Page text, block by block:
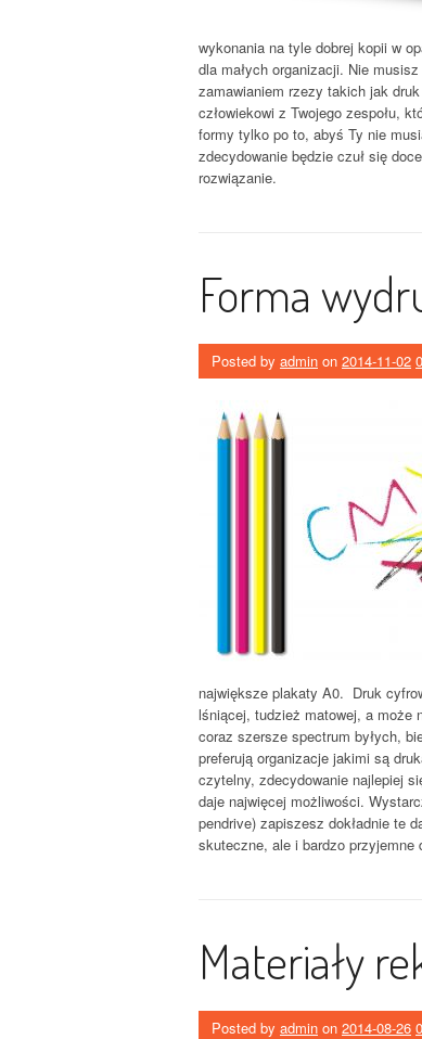
wykonania na tyle dobrej kopii w
dla małych organizacji. Nie
zamawianiem rzezy takich jak
człowiekowi z Twojego zespołu,
formy tylko po to, abyś Ty nie
zdecydowanie będzie czuł się
rozwiązanie.
Forma
Posted by admin on 2014-11-02
największe plakaty A0. Druk
lśniącej, tudzież matowej, a może
coraz szersze spectrum byłych,
preferują organizacje jakimi są
czytelny, zdecydowanie najlepiej
daje najwięcej możliwości.
pendrive) zapiszesz dokładnie te
skuteczne, ale i bardzo przyjemne
Materiały
Posted by admin on 2014-08-26